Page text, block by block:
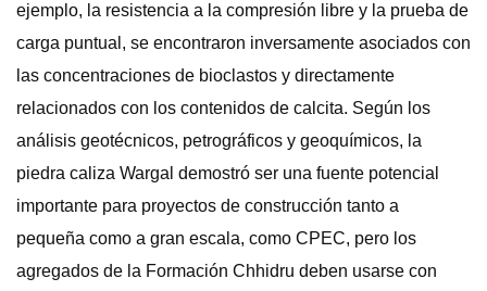
ejemplo, la resistencia a la compresión libre y la prueba de
carga puntual, se encontraron inversamente asociados con
las concentraciones de bioclastos y directamente
relacionados con los contenidos de calcita. Según los
análisis geotécnicos, petrográficos y geoquímicos, la
piedra caliza Wargal demostró ser una fuente potencial
importante para proyectos de construcción tanto a
pequeña como a gran escala, como CPEC, pero los
agregados de la Formación Chhidru deben usarse con